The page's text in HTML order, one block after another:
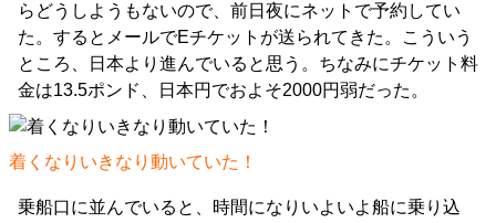
らどうしようもないので、前日夜にネットで予約してい
た。するとメールでEチケットが送られてきた。こういう
ところ、日本より進んでいると思う。ちなみにチケット料
金は13.5ポンド、日本円でおよそ2000円弱だった。
着くなりいきなり動いていた！
乗船口に並んでいると、時間になりいよいよ船に乗り込